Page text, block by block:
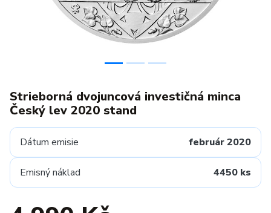
Strieborná dvojuncová investičná minca
Český lev 2020 stand
Dátum emisie február 2020
Emisný náklad 4450 ks